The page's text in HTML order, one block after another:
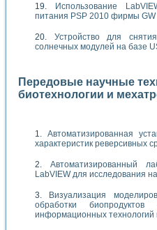
Использование
питания PSP 2010 фирмы GW
Устройство для
солнечных модулей на базе
Передовые научные
биотехнологии и
Автоматизированная
характеристик реверсивных
Автоматизированный
LabVIEW для исследования
Визуализация
обработки
информационных технологий